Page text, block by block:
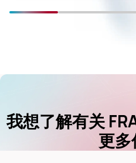
我想了解有关
更